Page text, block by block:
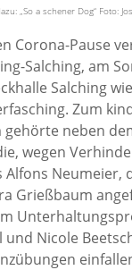
„So a schener Dog“ Foto:
Corona-Pause
Salching, am
Salching
Zum
neben
wegen
Neumeier,
Grießbaum
und Nicole